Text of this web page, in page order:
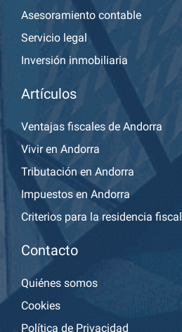
Asesoramiento contable
Servicio legal
Inversión inmobiliaria
Artículos
Ventajas fiscales de Andorra
Vivir en Andorra
Tributación en Andorra
Impuestos en Andorra
Criterios para la residencia fiscal
Contacto
Quiénes somos
Cookies
Política de Privacidad